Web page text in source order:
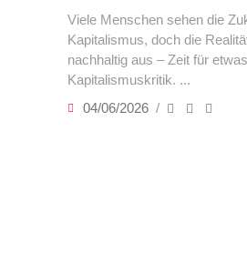
Viele Menschen sehen die
Kapitalismus, doch die
nachhaltig aus – Zeit für etwas
Kapitalismuskritik.
04/06/2026